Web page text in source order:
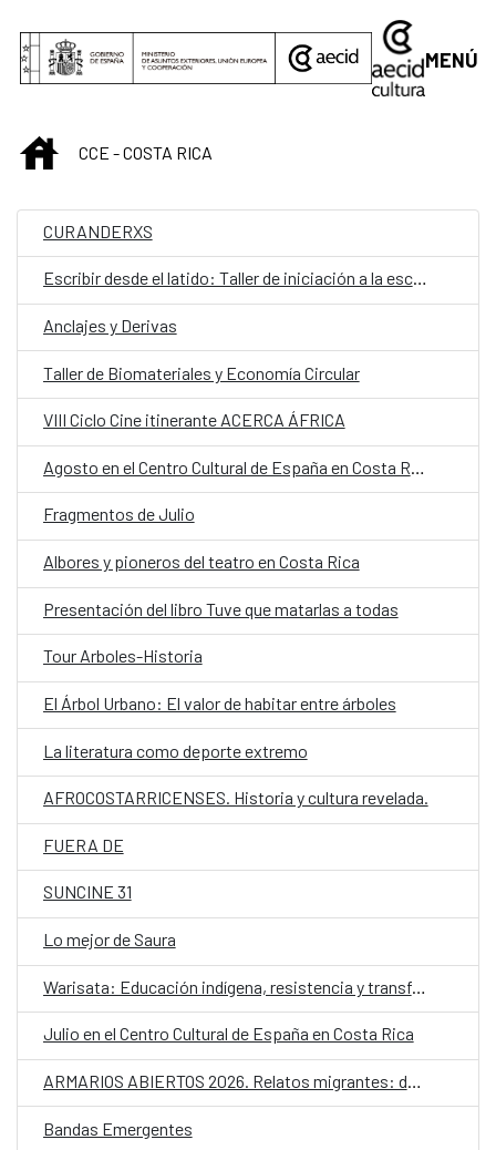
MENÚ
INICIO
CCE - COSTA RICA
CURANDERXS
Escribir desde el latido: Taller de iniciación a la escritura teatral
Anclajes y Derivas
Taller de Biomateriales y Economía Circular
VIII Ciclo Cine itinerante ACERCA ÁFRICA
Agosto en el Centro Cultural de España en Costa Rica
Fragmentos de Julio
Albores y pioneros del teatro en Costa Rica
Presentación del libro Tuve que matarlas a todas
Tour Arboles-Historia
El Árbol Urbano: El valor de habitar entre árboles
La literatura como deporte extremo
AFROCOSTARRICENSES. Historia y cultura revelada.
FUERA DE
SUNCINE 31
Lo mejor de Saura
Warisata: Educación indígena, resistencia y transformación social
Julio en el Centro Cultural de España en Costa Rica
ARMARIOS ABIERTOS 2026. Relatos migrantes: desplazamientos y futuros LGTBIQ+
Bandas Emergentes